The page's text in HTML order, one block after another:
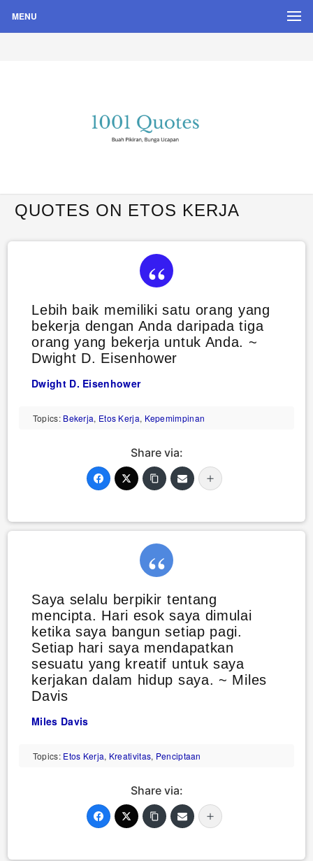
MENU
Quote Hari Puisi
QUOTES ON ETOS KERJA
Lebih baik memiliki satu orang yang
bekerja dengan Anda daripada tiga
orang yang bekerja untuk Anda. ~
Dwight D. Eisenhower
Dwight D. Eisenhower
Topics: Bekerja, Etos Kerja, Kepemimpinan
Share via:
Saya selalu berpikir tentang
mencipta. Hari esok saya dimulai
ketika saya bangun setiap pagi.
Setiap hari saya mendapatkan
sesuatu yang kreatif untuk saya
kerjakan dalam hidup saya. ~ Miles
Davis
Miles Davis
Topics: Etos Kerja, Kreativitas, Penciptaan
Share via: